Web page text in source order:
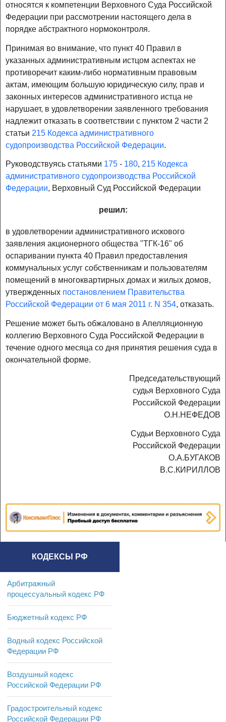
относятся к компетенции Верховного Суда Российской
Федерации при рассмотрении настоящего дела в
порядке абстрактного нормоконтроля.
Принимая во внимание, что пункт 40 Правил в
указанных административным истцом аспектах не
противоречит каким-либо нормативным правовым
актам, имеющим большую юридическую силу, прав и
законных интересов административного истца не
нарушает, в удовлетворении заявленного требования
надлежит отказать в соответствии с пунктом 2 части 2
статьи 215 Кодекса административного
судопроизводства Российской Федерации.
Руководствуясь статьями 175 - 180, 215 Кодекса
административного судопроизводства Российской
Федерации, Верховный Суд Российской Федерации
решил:
в удовлетворении административного искового
заявления акционерного общества "ТГК-16" об
оспаривании пункта 40 Правил предоставления
коммунальных услуг собственникам и пользователям
помещений в многоквартирных домах и жилых домов,
утвержденных постановлением Правительства
Российской Федерации от 6 мая 2011 г. N 354, отказать.
Решение может быть обжаловано в Апелляционную
коллегию Верховного Суда Российской Федерации в
течение одного месяца со дня принятия решения суда в
окончательной форме.
Председательствующий
судья Верховного Суда
Российской Федерации
О.Н.НЕФЕДОВ
Судьи Верховного Суда
Российской Федерации
О.А.БУГАКОВ
В.С.КИРИЛЛОВ
КОДЕКСЫ РФ
Арбитражный
процессуальный кодекс РФ
Бюджетный кодекс РФ
Водный кодекс Российской
Федерации РФ
Воздушный кодекс
Российской Федерации РФ
Градостроительный кодекс
Российской Федерации РФ